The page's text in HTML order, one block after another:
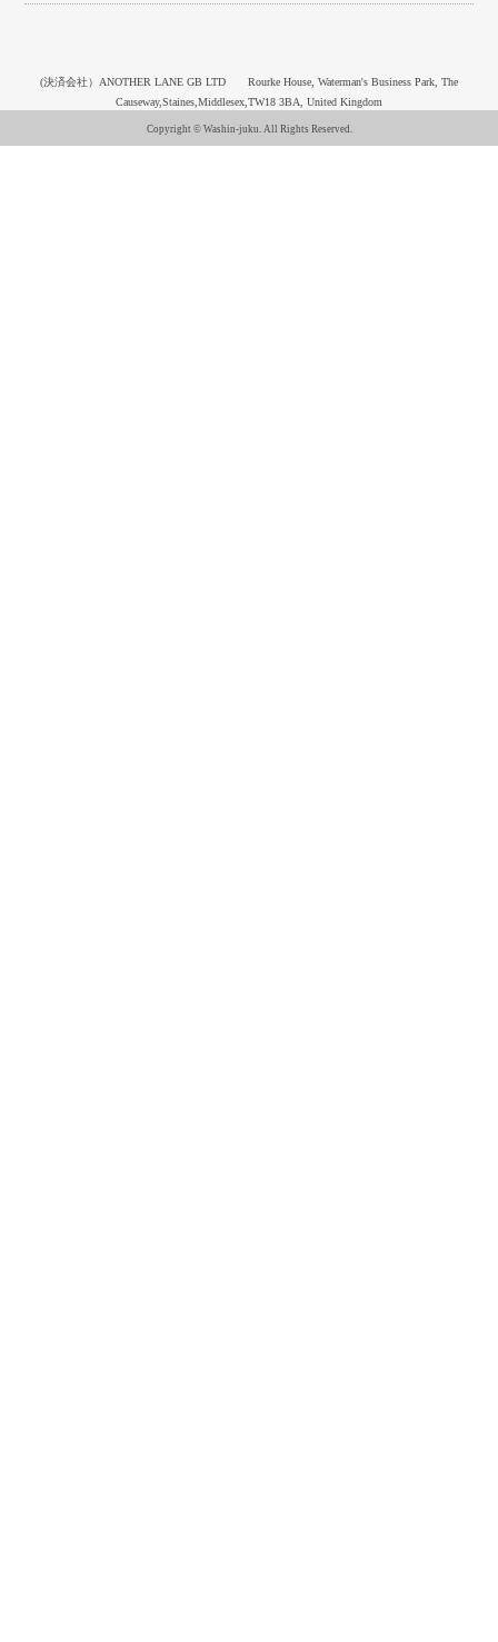
(決済会社）ANOTHER LANE GB LTD Rourke House, Waterman's Business Park, The
Causeway,Staines,Middlesex,TW18 3BA, United Kingdom
Copyright © Washin-juku. All Rights Reserved.